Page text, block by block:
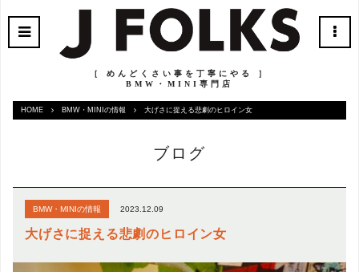
［ めんどくさい事を丁寧にやる ］
BMW・MINI専門店
HOME BMW・MINIの情報 大げさに捉える悲劇のヒロイン女
ブログ
BMW・MINIの情報 2023.12.09
大げさに捉える悲劇のヒロイン女